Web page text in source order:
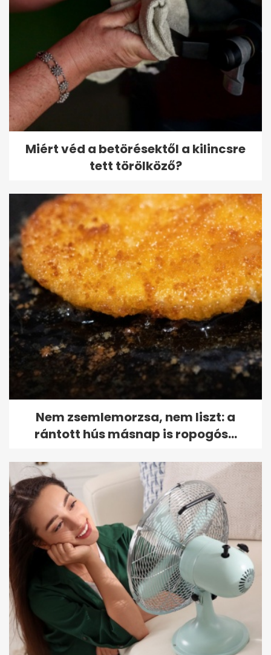
Miért véd a betörésektől a kilincsre
tett törölköző?
Nem zsemlemorzsa, nem liszt: a
rántott hús másnap is ropogós...